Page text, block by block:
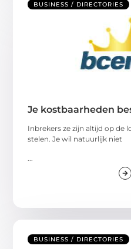
BUSINESS / DIRECTORIES
Je kostbaarheden
Inbrekers ze zijn altijd op de
stelen. Je wil natuurlijk niet
BUSINESS / DIRECTORIES